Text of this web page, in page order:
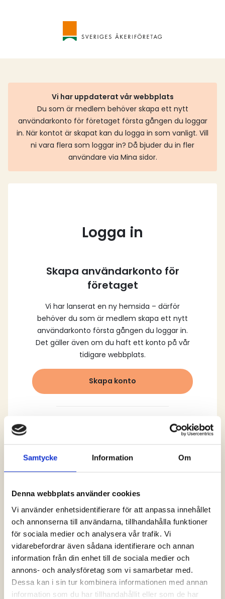
Samtycke Information Om
Denna webbplats använder cookies
Vi använder enhetsidentifierare för att anpassa innehållet
och annonserna till användarna, tillhandahålla funktioner
för sociala medier och analysera vår trafik. Vi
vidarebefordrar även sådana identifierare och annan
information från din enhet till de sociala medier och
annons- och analysföretag som vi samarbetar med.
Dessa kan i sin tur kombinera informationen med annan
information som du har tillhandahållit eller som de har
Vi har uppdaterat vår webbplats
Du som är medlem behöver skapa ett nytt
användarkonto för företaget första gången du loggar
in. När kontot är skapat kan du logga in som vanligt. Vill
ni vara flera som loggar in? Då bjuder du in fler
användare via Mina sidor.
Logga in
Skapa användarkonto för
företaget
Vi har lanserat en ny hemsida – därför
behöver du som är medlem skapa ett nytt
användarkonto första gången du loggar in.
Det gäller även om du haft ett konto på vår
tidigare webbplats.
Skapa konto
Logga in och ta del av allt som vår hemsida
har att erbjuda. Saknar du dina uppgifter?
lösenord” alternativt kontakta oss så hjälper
vi dig!
Logga in